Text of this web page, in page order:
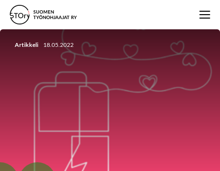
Artikkeli 18.05.2022